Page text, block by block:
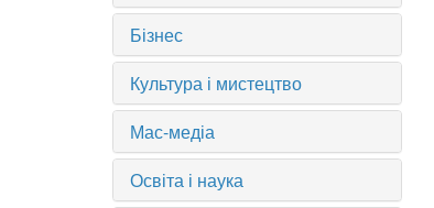
Бізнес
Культура і мистецтво
Мас-медіа
Освіта і наука